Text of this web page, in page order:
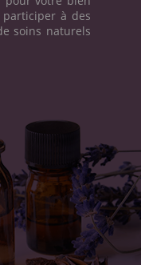
à des
soins naturels